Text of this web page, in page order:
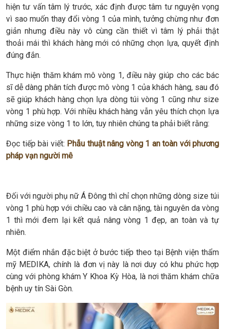
hiện tư vấn tâm lý trước, xác định được tâm tư nguyện vọng
vì sao muốn thay đổi vòng 1 của mình, tưởng chừng như đơn
giản nhưng điều này vô cùng cần thiết vì tâm lý phải thật
thoải mái thì khách hàng mới có những chọn lựa, quyết định
đúng đắn.
Thực hiện thăm khám mô vòng 1, điều này giúp cho các bác
sĩ dễ dàng phân tích được mô vòng 1 của khách hàng, sau đó
sẽ giúp khách hàng chọn lựa dòng túi vòng 1 cũng như size
vòng 1 phù hợp. Với nhiều khách hàng vẫn yêu thích chọn lựa
những size vòng 1 to lớn, tuy nhiên chúng ta phải biết rằng:
Đọc tiếp bài viết: Phẫu thuật nâng vòng 1 an toàn với phương
pháp vạn người mê
Đối với người phụ nữ Á Đông thì chỉ chọn những dòng size túi
vòng 1 phù hợp với chiều cao và cân nặng, tài nguyên da vòng
1 thì mới đem lại kết quả nâng vòng 1 đẹp, an toàn và tự
nhiên.
Một điểm nhắn đặc biệt ở bước tiếp theo tại Bệnh viện thẩm
mỹ MEDIKA, chính là đơn vị này là nơi duy có khu phức hợp
cùng với phòng khám Y Khoa Kỳ Hòa, là nơi thăm khám chữa
bệnh uy tín Sài Gòn.